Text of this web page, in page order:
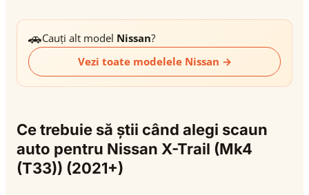
🚗Cauți alt model Nissan?
Vezi toate modelele Nissan →
Ce trebuie să știi când alegi scaun
auto pentru Nissan X-Trail (Mk4
(T33)) (2021+)